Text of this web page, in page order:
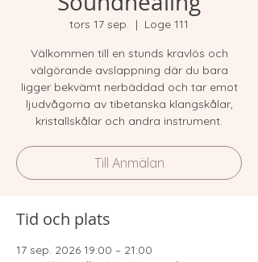
tors 17 sep.
  |
Loge 111
Välkommen till en stunds kravlös och
välgörande avslappning där du bara
ligger bekvämt nerbäddad och tar emot
ljudvågorna av tibetanska klangskålar,
kristallskålar och andra instrument.
Till Anmälan
Tid och plats
17 sep. 2026 19:00 – 21:00